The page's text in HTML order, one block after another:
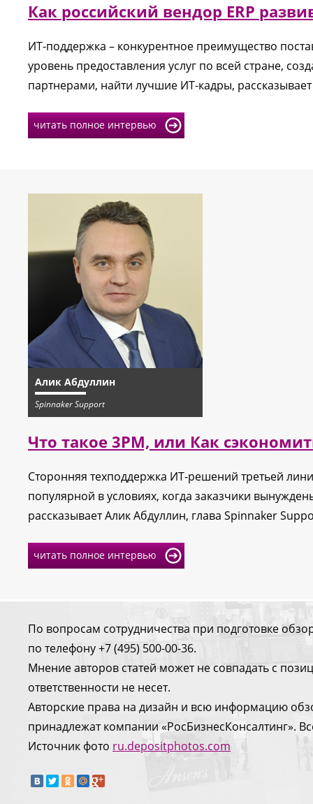
Как российский вендор ERP
ИТ-поддержка – конкурентное преимущество
уровень предоставления услуг по всей стране,
партнерами, найти лучшие ИТ-кадры,
читать полное интервью
Алик Абдуллин
Spinnaker Support
Что такое 3РМ, или Как
Сторонняя техподдержка ИТ-решений третьей
популярной в условиях, когда заказчики
рассказывает Алик Абдуллин, глава Spinnaker
читать полное интервью
По вопросам сотрудничества при подготовке
по телефону +7 (495) 500-00-36.
Мнение авторов статей может не совпадать с
ответственности не несет.
Авторские права на дизайн и всю информацию
принадлежат компании «РосБизнесКонсалтинг».
Источник фото ru.depositphotos.com